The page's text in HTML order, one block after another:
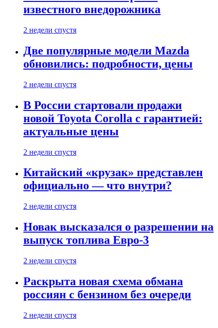
известного внедорожника
2 недели спустя
Две популярные модели Mazda
обновились: подробности, цены
2 недели спустя
В России стартовали продажи
новой Toyota Corolla с гарантией:
актуальные цены
2 недели спустя
Китайский «крузак» представлен
официально — что внутри?
2 недели спустя
Новак высказался о разрешении на
выпуск топлива Евро-3
2 недели спустя
Раскрыта новая схема обмана
россиян с бензином без очереди
2 недели спустя